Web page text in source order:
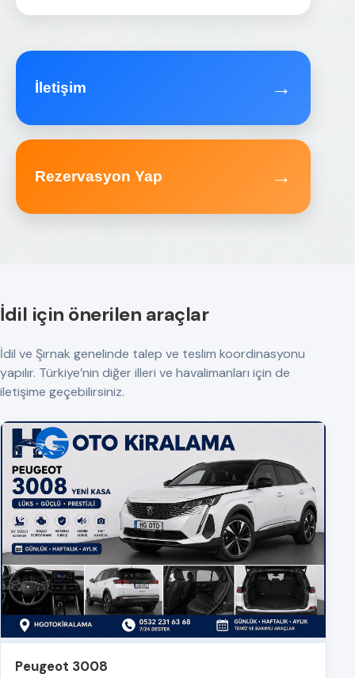
İletişim →
Rezervasyon Yap →
İdil için önerilen araçlar
İdil ve Şırnak genelinde talep ve teslim koordinasyonu
yapılır. Türkiye’nin diğer illeri ve havalimanları için de
iletişime geçebilirsiniz.
Peugeot 3008